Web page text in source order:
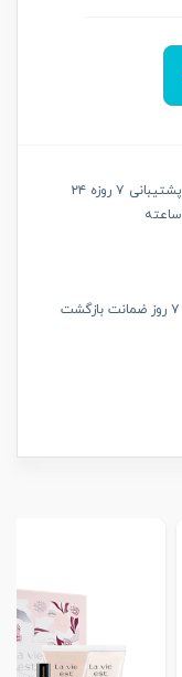
پشتیبانی
۷ روزه ۲۴
ساعته
۷ روز ضمانت بازگشت